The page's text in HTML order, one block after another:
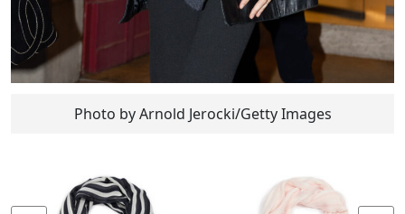
Photo by Arnold Jerocki/Getty Images